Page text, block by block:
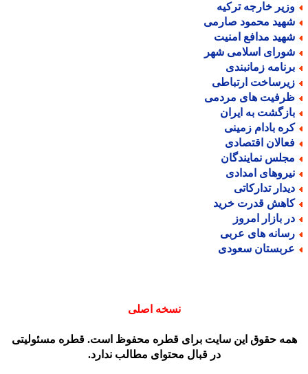
خارجه ترکیه
محمود صارمی
مدافع امنیت
اسلامی شهر
زمانبندی
ارتباطی
های مردمی
به ایران
بادام زمینی
اقتصادی
نمایندگان
امدادی
تدارکاتی
قدرت خرید
بازار امروز
های عربی
سعودی
نسخه اصلی
حقوق این سایت برای قطره محفوظ است. قطره مسئولیتی
در قبال محتوای مطالب ندارد.